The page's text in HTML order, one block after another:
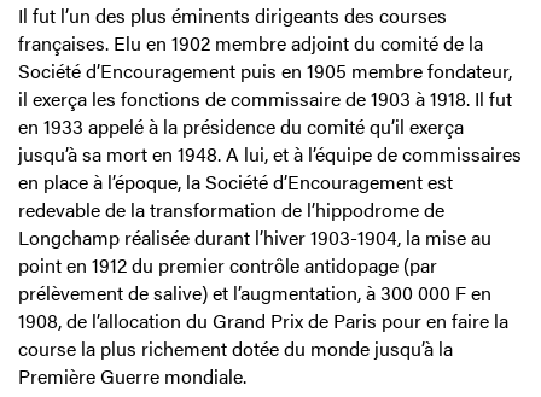
Il fut l’un des plus éminents dirigeants des courses
françaises. Elu en 1902 membre adjoint du comité de la
Société d’Encouragement puis en 1905 membre fondateur,
il exerça les fonctions de commissaire de 1903 à 1918. Il fut
en 1933 appelé à la présidence du comité qu’il exerça
jusqu’à sa mort en 1948. A lui, et à l’équipe de commissaires
en place à l’époque, la Société d’Encouragement est
redevable de la transformation de l’hippodrome de
Longchamp réalisée durant l’hiver 1903-1904, la mise au
point en 1912 du premier contrôle antidopage (par
prélèvement de salive) et l’augmentation, à 300 000 F en
1908, de l’allocation du Grand Prix de Paris pour en faire la
course la plus richement dotée du monde jusqu’à la
Première Guerre mondiale.